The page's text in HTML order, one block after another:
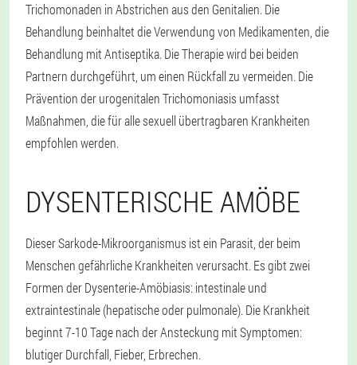
Trichomonaden in Abstrichen aus den Genitalien. Die
Behandlung beinhaltet die Verwendung von Medikamenten, die
Behandlung mit Antiseptika. Die Therapie wird bei beiden
Partnern durchgeführt, um einen Rückfall zu vermeiden. Die
Prävention der urogenitalen Trichomoniasis umfasst
Maßnahmen, die für alle sexuell übertragbaren Krankheiten
empfohlen werden.
DYSENTERISCHE AMÖBE
Dieser Sarkode-Mikroorganismus ist ein Parasit, der beim
Menschen gefährliche Krankheiten verursacht. Es gibt zwei
Formen der Dysenterie-Amöbiasis: intestinale und
extraintestinale (hepatische oder pulmonale). Die Krankheit
beginnt 7-10 Tage nach der Ansteckung mit Symptomen:
blutiger Durchfall, Fieber, Erbrechen.